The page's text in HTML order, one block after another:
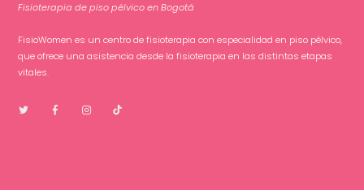
Fisioterapia de piso pélvico en Bogotá
FisioWomen es un centro de fisioterapia con especialidad en piso pélvico,
que ofrece una asistencia desde la fisioterapia en las distintas etapas
vitales.